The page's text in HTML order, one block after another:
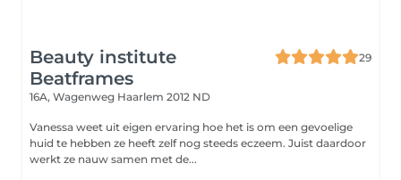
Beauty institute
Beatframes
29
16A, Wagenweg Haarlem 2012 ND
Vanessa weet uit eigen ervaring hoe het is om een gevoelige
huid te hebben ze heeft zelf nog steeds eczeem. Juist daardoor
werkt ze nauw samen met de...